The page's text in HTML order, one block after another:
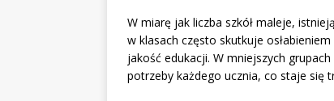
W miarę jak liczba szkół maleje,
w klasach często skutkuje
jakość edukacji. W mniejszych
potrzeby każdego ucznia, co staje się